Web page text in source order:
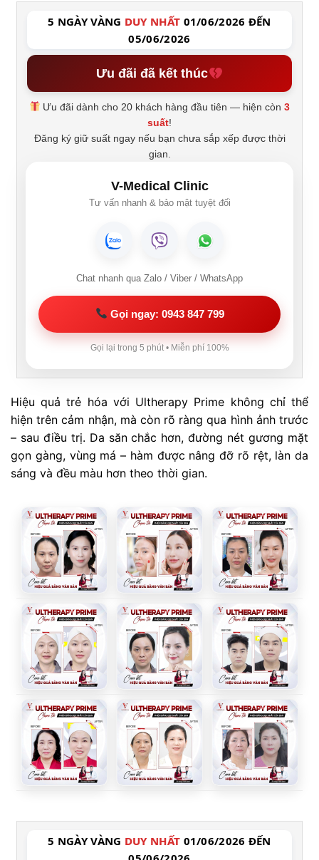
5 NGÀY VÀNG DUY NHẤT 01/06/2026 ĐẾN
05/06/2026
Ưu đãi đã kết thúc
Ưu đãi dành cho 20 khách hàng đầu tiên — hiện còn3
suất!
Đăng ký giữ suất ngay nếu bạn chưa sắp xếp được thời
gian.
V-Medical Clinic
Tư vấn nhanh & bảo mật tuyệt đối
Chat nhanh qua Zalo / Viber / WhatsApp
Gọi ngay: 0943 847 799
Gọi lại trong 5 phút • Miễn phí 100%
Hiệu quả trẻ hóa với Ultherapy Prime không chỉ thể
hiện trên cảm nhận, mà còn rõ ràng qua hình ảnh trước
– sau điều trị. Da săn chắc hơn, đường nét gương mặt
gọn gàng, vùng má – hàm được nâng đỡ rõ rệt, làn da
sáng và đều màu hơn theo thời gian.
5 NGÀY VÀNG DUY NHẤT 01/06/2026 ĐẾN